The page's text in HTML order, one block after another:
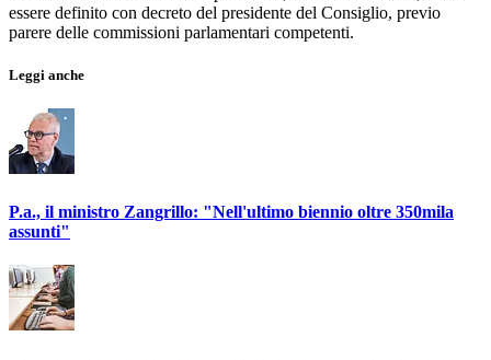
essere definito con decreto del presidente del Consiglio, previo
parere delle commissioni parlamentari competenti.
Leggi anche
P.a., il ministro Zangrillo: "Nell'ultimo biennio oltre 350mila
assunti"